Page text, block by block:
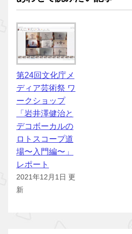
第24回文化庁メ
ディア芸術祭 ワ
ークショップ
「岩井澤健治と
デコボーカルの
ロトスコープ道
場〜入門編〜」
レポート
2021年12月1日 更
新